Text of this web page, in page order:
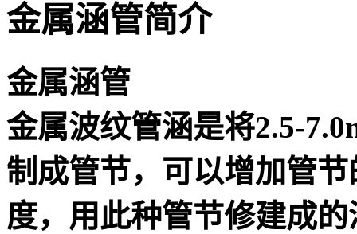
金属涵管简介
金属涵管
金属波纹管涵是将2.5-
制成管节，可以增加管
度，用此种管节修建成